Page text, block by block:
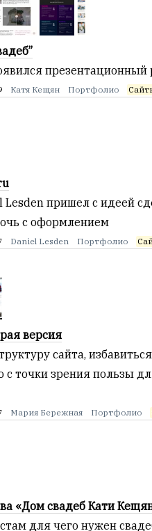
презентационный
Катя Кещян Портфолио
пришел с идеей
с оформлением
Daniel Lesden Портфолио
версия
сайта,
точки зрения пользы
Мария Бережная Портфолио
«Дом свадеб Кати
для чего нужен